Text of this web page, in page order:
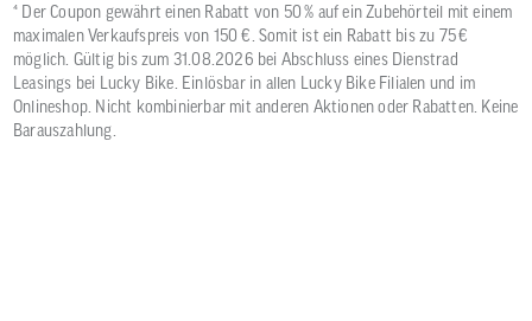
⁴ Der Coupon gewährt einen Rabatt von 50 % auf ein Zubehörteil mit einem
maximalen Verkaufspreis von 150 €. Somit ist ein Rabatt bis zu 75 €
möglich. Gültig bis zum 31.08.2026 bei Abschluss eines Dienstrad
Leasings bei Lucky Bike. Einlösbar in allen Lucky Bike Filialen und im
Onlineshop. Nicht kombinierbar mit anderen Aktionen oder Rabatten. Keine
Barauszahlung.